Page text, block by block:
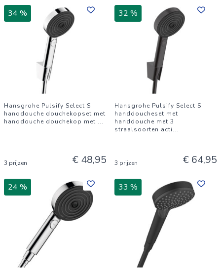
34 %
Hansgrohe Pulsify Select S
handdouche douchekopset met
handdouche douchekop met ...
3 prijzen € 48,95
32 %
Hansgrohe Pulsify Select S
handdoucheset met
handdouche met 3
straalsoorten acti...
3 prijzen € 64,95
24 % 33 %